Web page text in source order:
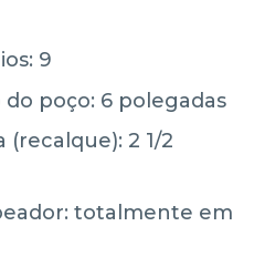
9
poço: 6 polegadas
(recalque): 2 1/2
totalmente em